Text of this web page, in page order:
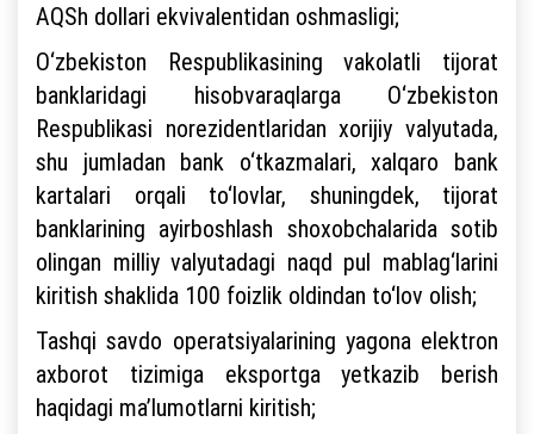
AQSh dollari ekvivalentidan oshmasligi;
O‘zbekiston Respublikasining vakolatli tijorat
banklaridagi hisobvaraqlarga O‘zbekiston
Respublikasi norezidentlaridan xorijiy valyutada,
shu jumladan bank o‘tkazmalari, xalqaro bank
kartalari orqali to‘lovlar, shuningdek, tijorat
banklarining ayirboshlash shoxobchalarida sotib
olingan milliy valyutadagi naqd pul mablag‘larini
kiritish shaklida 100 foizlik oldindan to‘lov olish;
Tashqi savdo operatsiyalarining yagona elektron
axborot tizimiga eksportga yetkazib berish
haqidagi ma’lumotlarni kiritish;